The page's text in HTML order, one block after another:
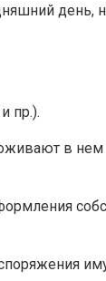
день,
пр.).
в